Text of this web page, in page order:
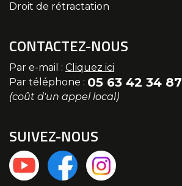
Droit de rétractation
CONTACTEZ-NOUS
Par e-mail : Cliquez ici
Par téléphone : 05 63 42 34 87
(coût d'un appel local)
SUIVEZ-NOUS